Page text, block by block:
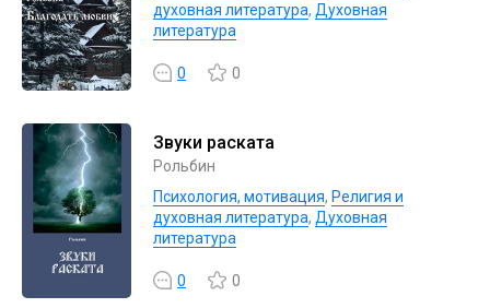
духовная литература, Духовная
литература
0 0
Звуки раската
Рольбин
Психология, мотивация, Религия и
духовная литература, Духовная
литература
0 0